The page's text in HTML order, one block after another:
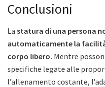
Conclusioni
La statura di una persona
automaticamente la
corpo libero. Mentre
specifiche legate alle
l’allenamento costante,